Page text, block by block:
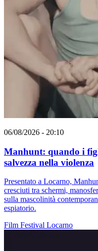
06/08/2026 - 20:10
Manhunt: quando i
salvezza nella violenza
Presentato a Locarno,
cresciuti tra schermi,
sulla mascolinità
espiatorio.
Film Festival Locarno